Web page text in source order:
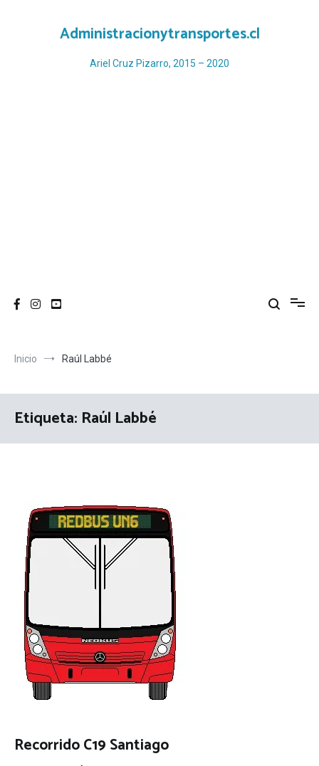
Administracionytransportes.cl
Ariel Cruz Pizarro, 2015 – 2020
Inicio Raúl Labbé
Etiqueta: Raúl Labbé
Recorrido C19 Santiago